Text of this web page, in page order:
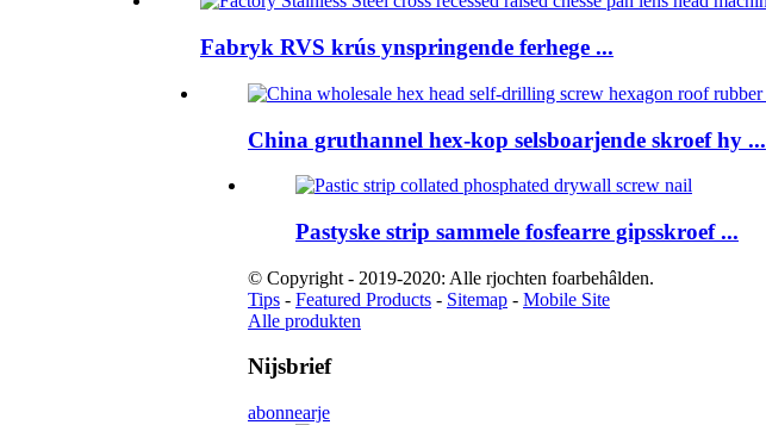
Fabryk RVS krús ynspringende ferhege ...
China gruthannel hex-kop selsboarjende skroef hy ...
Pastyske strip sammele fosfearre gipsskroef ...
© Copyright - 2019-2020: Alle rjochten foarbehâlden.
Tips - Featured Products - Sitemap - Mobile Site
Alle produkten
Nijsbrief
abonnearje